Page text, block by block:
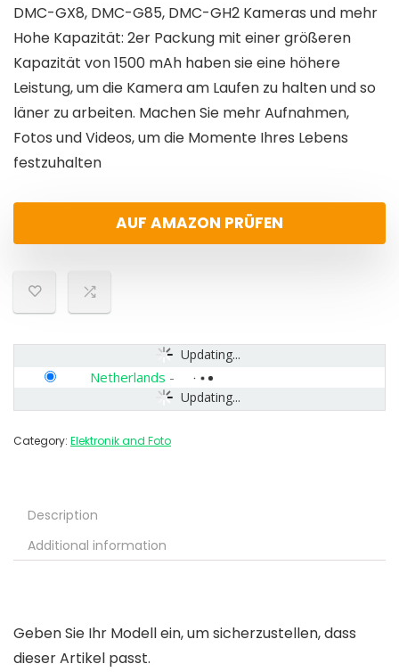
DMC-GX8, DMC-G85, DMC-GH2 Kameras und mehr
Hohe Kapazität: 2er Packung mit einer größeren
Kapazität von 1500 mAh haben sie eine höhere
Leistung, um die Kamera am Laufen zu halten und so
läner zu arbeiten. Machen Sie mehr Aufnahmen,
Fotos und Videos, um die Momente Ihres Lebens
festzuhalten
AUF AMAZON PRÜFEN
Updating...
Updating...
Netherlands -
Category: Elektronik and Foto
Description
Additional information
Geben Sie Ihr Modell ein, um sicherzustellen, dass
dieser Artikel passt.